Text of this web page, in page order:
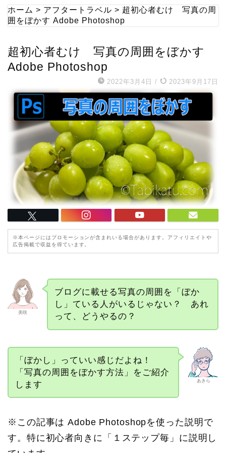
ホーム > アフタートラベル > 超初心者むけ 写真の周
囲をぼかす Adobe Photoshop
超初心者むけ 写真の周囲をぼかす
Adobe Photoshop
2022年3月4日 / 2023年9月17日
※本ページにはプロモーションが含まれいる場合があります。アフィリエイトや
広告掲載で収益を得ています。
美咲
ブログに載せる写真の周囲を「ぼか
し」ている人がいるじゃない？ あれ
って、どうやるの？
あきら
「ぼかし」っていい感じだよね！
「写真の周囲をぼかす方法」をご紹介
します
※この記事は Adobe Photoshopを使った説明で
す。特に初心者向きに「１ステップ毎」に説明し